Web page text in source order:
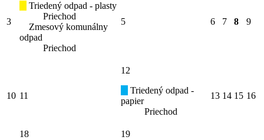
3
Triedený odpad - plasty
Priechod
Zmesový komunálny
odpad
Priechod
5 6 7 8 9
10 11
12
Triedený odpad -
papier
Priechod
13 14 15 16
18
19